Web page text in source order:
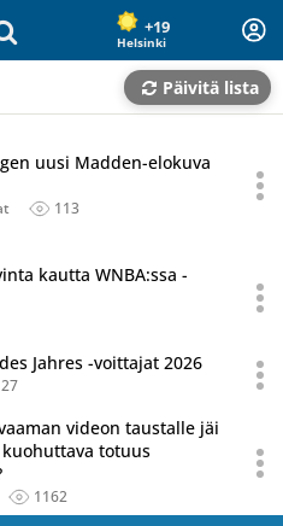
+19
Helsinki
Päivitä lista
uusi Madden-elokuva
113
kautta WNBA:ssa -
Jahres -voittajat 2026
27
videon taustalle jäi
totuus
1162